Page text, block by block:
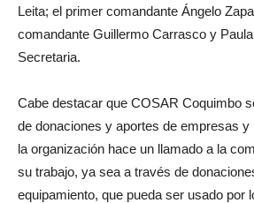
Leita; el primer comandante Ángelo
comandante Guillermo Carrasco y
Secretaria.
Cabe destacar que COSAR Coquimbo
de donaciones y aportes de empresas y
la organización hace un llamado a la
su trabajo, ya sea a través de
equipamiento, que pueda ser usado por